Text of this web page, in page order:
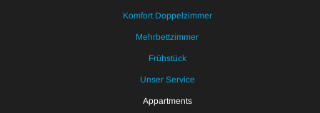
Komfort Doppelzimmer
Mehrbettzimmer
Frühstück
Unser Service
Appartments